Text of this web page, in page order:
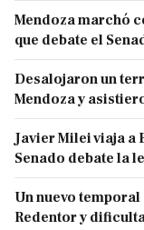
Mendoza marchó
que debate el
Desalojaron un
Mendoza y
Javier Milei viaja a
Senado debate la
Un nuevo
Redentor y